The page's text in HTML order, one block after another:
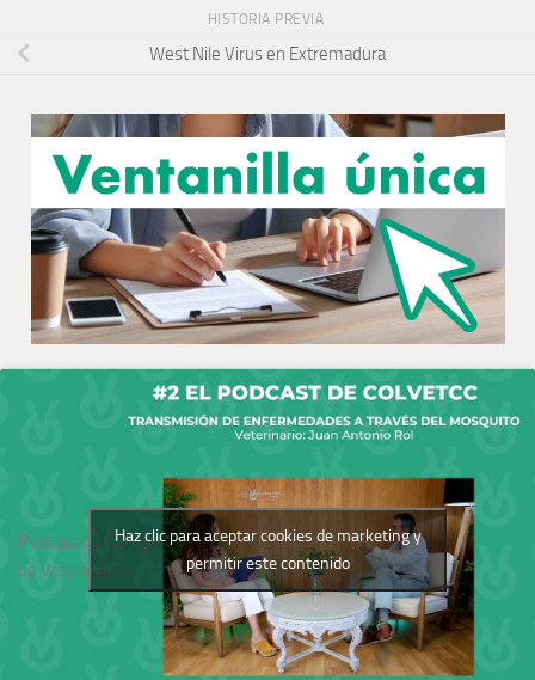
HISTORIA PREVIA
West Nile Virus en Extremadura
Podcast del Colegio
de Veterinarios
Haz clic para aceptar cookies de marketing y
permitir este contenido